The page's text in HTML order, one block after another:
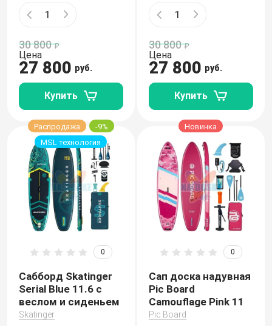
30 800
Цена
27 800 руб.
Купить
30 800
Цена
27 800 руб.
Купить
Распродажа
-9%
MSL технология
0
Сабборд Skatinger
Serial Blue 11.6 с
веслом и сиденьем
Skatinger
Новинка
0
Сап доска надувная
Pic Board
Camouflage Pink 11
Pic Board